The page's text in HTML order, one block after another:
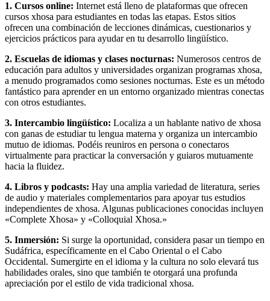
1. Cursos online: Internet está lleno de plataformas que ofrecen
cursos xhosa para estudiantes en todas las etapas. Estos sitios
ofrecen una combinación de lecciones dinámicas, cuestionarios y
ejercicios prácticos para ayudar en tu desarrollo lingüístico.
2. Escuelas de idiomas y clases nocturnas: Numerosos centros de
educación para adultos y universidades organizan programas xhosa,
a menudo programados como sesiones nocturnas. Este es un método
fantástico para aprender en un entorno organizado mientras conectas
con otros estudiantes.
3. Intercambio lingüístico: Localiza a un hablante nativo de xhosa
con ganas de estudiar tu lengua materna y organiza un intercambio
mutuo de idiomas. Podéis reuniros en persona o conectaros
virtualmente para practicar la conversación y guiaros mutuamente
hacia la fluidez.
4. Libros y podcasts: Hay una amplia variedad de literatura, series
de audio y materiales complementarios para apoyar tus estudios
independientes de xhosa. Algunas publicaciones conocidas incluyen
«Complete Xhosa» y «Colloquial Xhosa.»
5. Inmersión: Si surge la oportunidad, considera pasar un tiempo en
Sudáfrica, específicamente en el Cabo Oriental o el Cabo
Occidental. Sumergirte en el idioma y la cultura no solo elevará tus
habilidades orales, sino que también te otorgará una profunda
apreciación por el estilo de vida tradicional xhosa.